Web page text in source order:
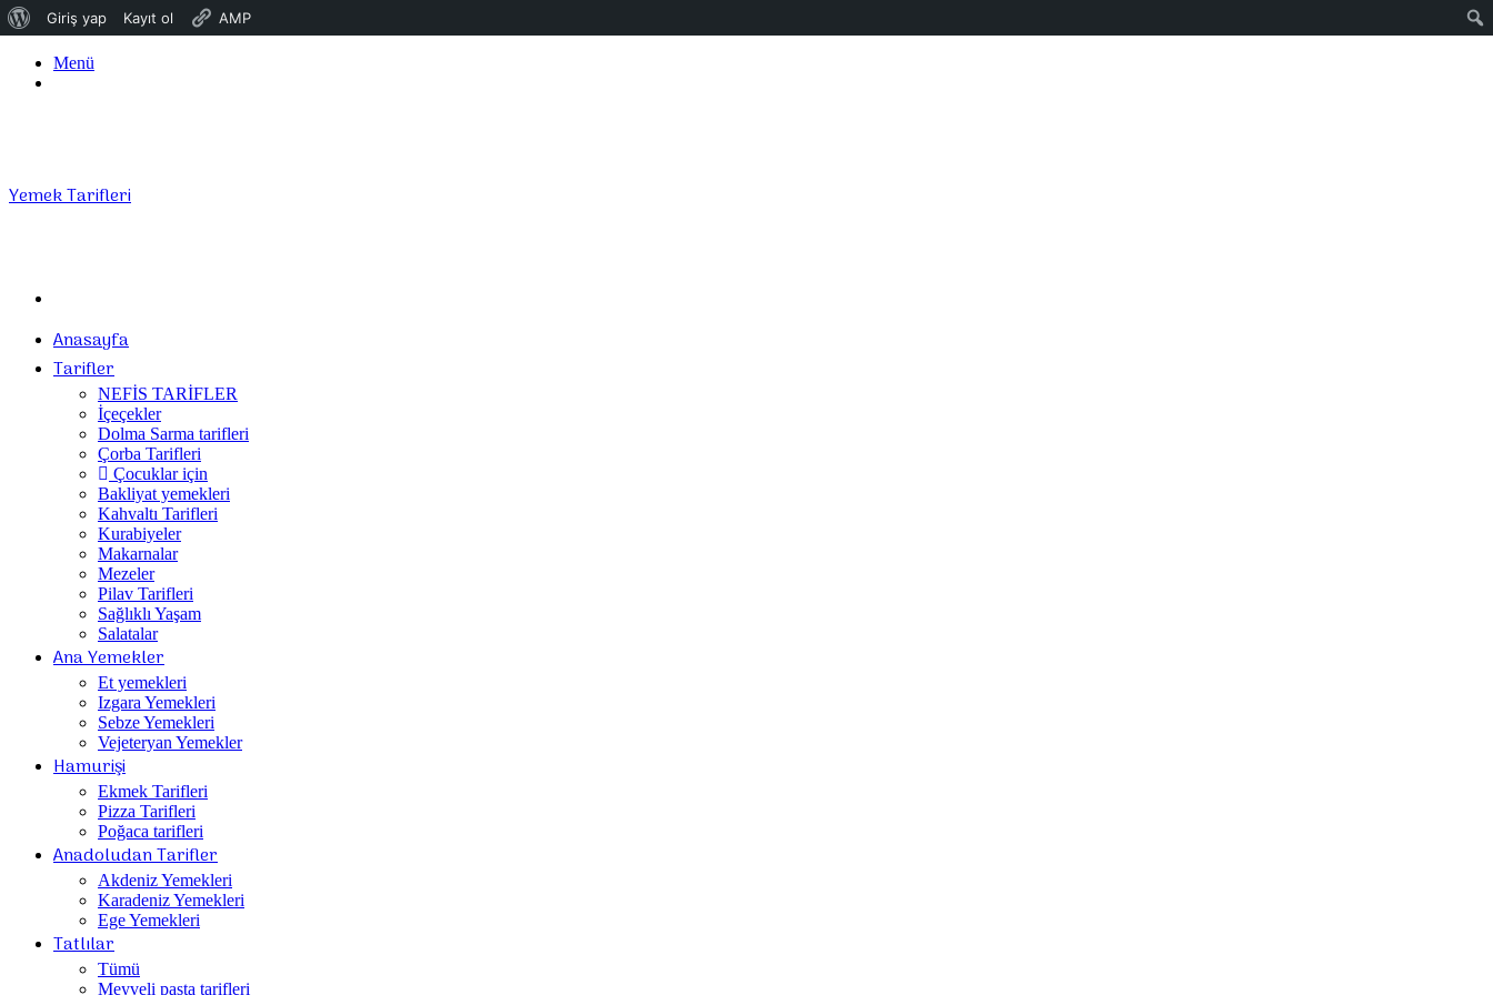
WordPress
Giriş yap Kayıt ol AMP
Menü
Yemek Tarifleri
...
Anasayfa
Tarifler
NEFİS TARİFLER
İçeçekler
Dolma Sarma tarifleri
Çorba Tarifleri
Çocuklar için
Bakliyat yemekleri
Kahvaltı Tarifleri
Kurabiyeler
Makarnalar
Mezeler
Pilav Tarifleri
Sağlıklı Yaşam
Salatalar
Ana Yemekler
Et yemekleri
Izgara Yemekleri
Sebze Yemekleri
Vejeteryan Yemekler
Hamurişi
Ekmek Tarifleri
Pizza Tarifleri
Poğaca tarifleri
Anadoludan Tarifler
Akdeniz Yemekleri
Karadeniz Yemekleri
Ege Yemekleri
Tatlılar
Tümü
Meyveli pasta tarifleri